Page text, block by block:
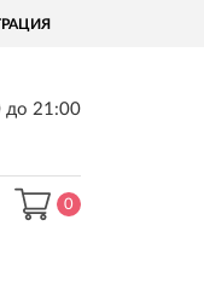
до 21:00
0